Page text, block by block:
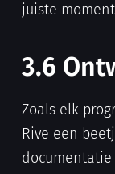
juiste
3.6
Zoals elk
Rive een